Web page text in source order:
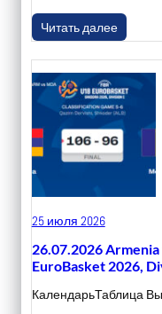
Читать далее
25 июля 2026
26.07.2026
EuroBasket 2026,
КалендарьТаблица